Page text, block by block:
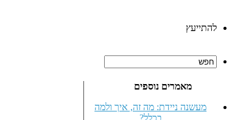
להתייעץ
מאמרים נוספים
מעשנה ניידת: מה זה, איך ולמה